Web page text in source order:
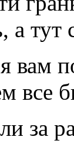
а тут
вам
все
за